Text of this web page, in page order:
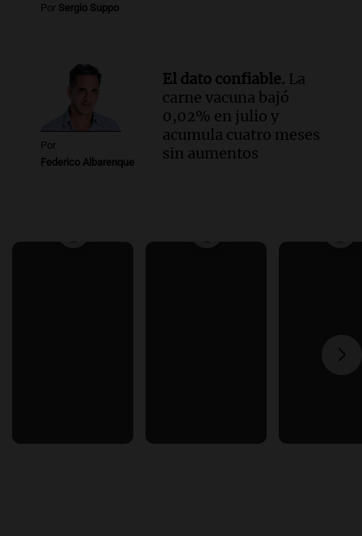
Por Sergio Suppo
Por
Federico Albarenque
El dato confiable. La
carne vacuna bajó
0,02% en julio y
acumula cuatro meses
sin aumentos